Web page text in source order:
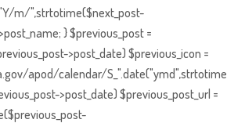
m/",strtotime($next_post-
} $previous_post =
>post_date) $previous_icon =
apod/calendar/
>post_date) $previous_post_url =